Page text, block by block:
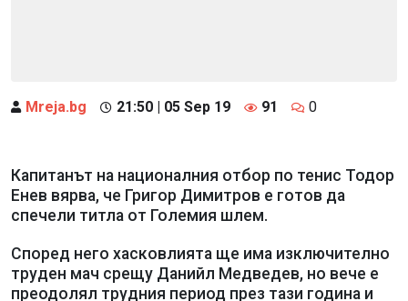
Mreja.bg 21:50 | 05 Sep 19 91 0
Капитанът на националния отбор по тенис Тодор
Енев вярва, че Григор Димитров е готов да
спечели титла от Големия шлем.
Според него хасковлията ще има изключително
труден мач срещу Данийл Медведев, но вече е
преодолял трудния период през тази година и